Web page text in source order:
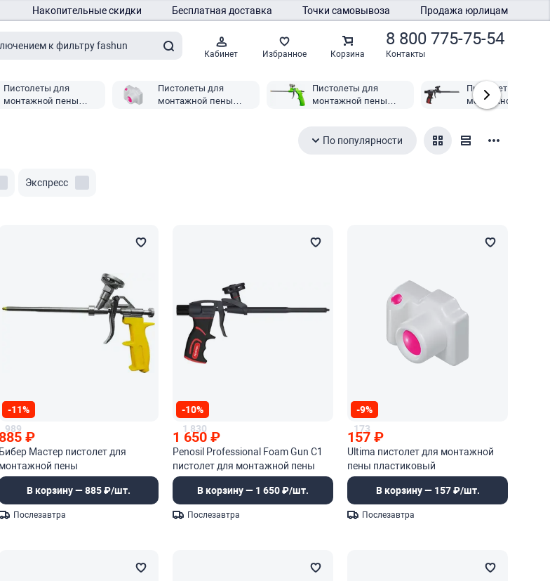
Накопительные скидки Бесплатная доставка Точки самовывоза Продажа юрлицам
Кабинет Избранное Корзина
8 800 775-75-54
Контакты
Пистолеты для
монтажной пены
Пистолеты для
монтажной пены
Пистолеты для
монтажной пены
Пистолеты для
монтажной пены
Penosil
По популярности
Экспресс
-11%
989
885 ₽
Бибер Мастер пистолет для
монтажной пены
В корзину — 885 ₽/шт.
Послезавтра
-10%
1 830
1 650₽
Penosil Professional Foam Gun С1
пистолет для монтажной пены
В корзину — 1 650 ₽/шт.
Послезавтра
-9%
173
157₽
Ultima пистолет для монтажной
пены пластиковый
В корзину — 157 ₽/шт.
Послезавтра